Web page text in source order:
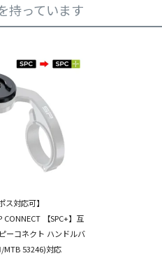
持っています
ス対応可】
CONNECT 【SPC+】互
ーコネクト ハンドルバ
MTB 53246)対応